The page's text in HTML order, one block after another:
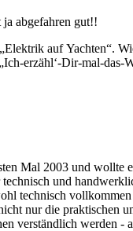
abgefahren gut!!
auf Yachten“.
erzähl‘-Dir-mal-
Mal 2003 und wollte
und
technisch
nur die praktischen
verständlich werden